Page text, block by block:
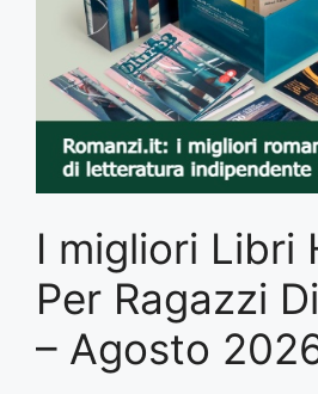
I migliori Libri
Per Ragazzi
– Agosto